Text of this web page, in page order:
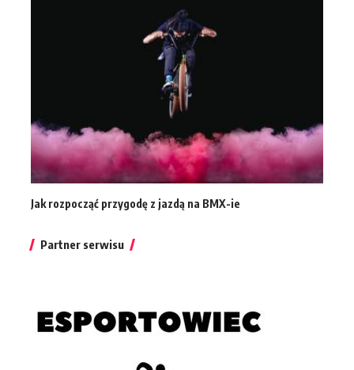
Jak rozpocząć przygodę z jazdą na BMX-ie
Partner serwisu